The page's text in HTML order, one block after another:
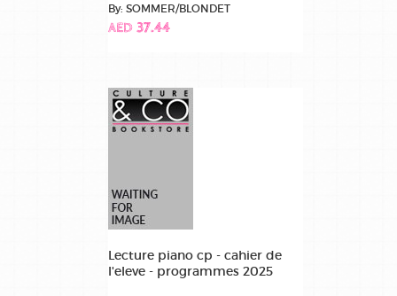
By: SOMMER/BLONDET
AED 37.44
Lecture piano cp - cahier de
l'eleve - programmes 2025